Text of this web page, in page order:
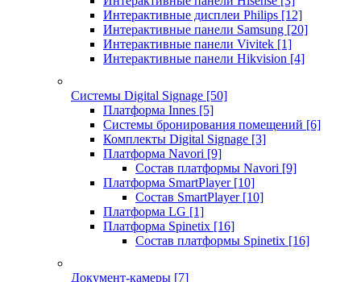
Интерактивные дисплеи Philips [12]
Интерактивные панели Samsung [20]
Интерактивные панели Vivitek [1]
Интерактивные панели Hikvision [4]
Системы Digital Signage [50]
Платформа Innes [5]
Системы бронирования помещений [6]
Комплекты Digital Signage [3]
Платформа Navori [9]
Состав платформы Navori [9]
Платформа SmartPlayer [10]
Состав SmartPlayer [10]
Платформа LG [1]
Платформа Spinetix [16]
Состав платформы Spinetix [16]
Документ-камеры [7]